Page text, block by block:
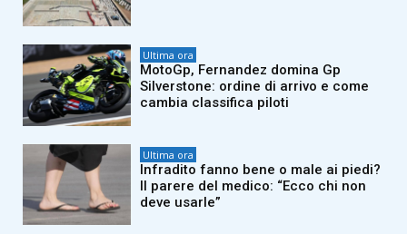
Ultima ora
MotoGp, Fernandez domina Gp
Silverstone: ordine di arrivo e come
cambia classifica piloti
Ultima ora
Infradito fanno bene o male ai piedi?
Il parere del medico: “Ecco chi non
deve usarle”